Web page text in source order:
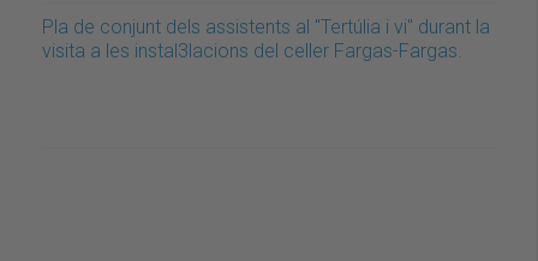
Pla de conjunt dels assistents al "Tertúlia i vi" durant la
visita a les instal3lacions del celler Fargas-Fargas.